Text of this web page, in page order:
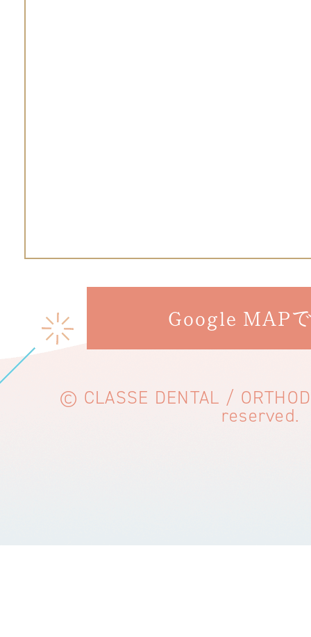
Google MAP
© CLASSE DENTAL /
reserved.